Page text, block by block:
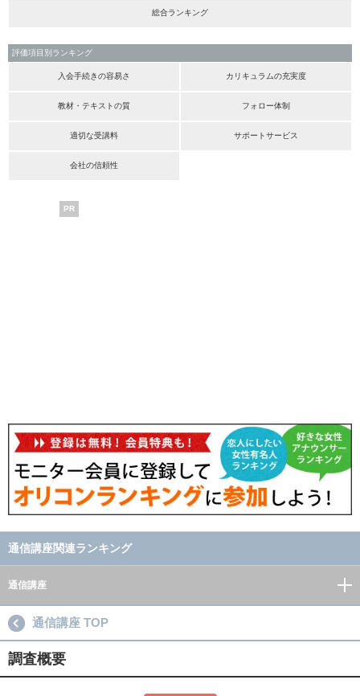
総合ランキング
評価項目別ランキング
入会手続きの容易さ カリキュラムの充実度
教材・テキストの質 フォロー体制
適切な受講料 サポートサービス
会社の信頼性
PR
通信講座関連ランキング
通信講座
通信講座 TOP
調査概要